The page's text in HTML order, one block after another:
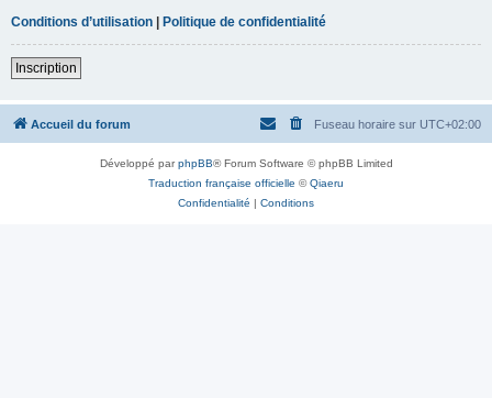
Conditions d’utilisation | Politique de confidentialité
Inscription
Accueil du forum Fuseau horaire sur UTC+02:00
Développé parphpBB® Forum Software © phpBB Limited
Traduction française officielle ©Qiaeru
Confidentialité | Conditions